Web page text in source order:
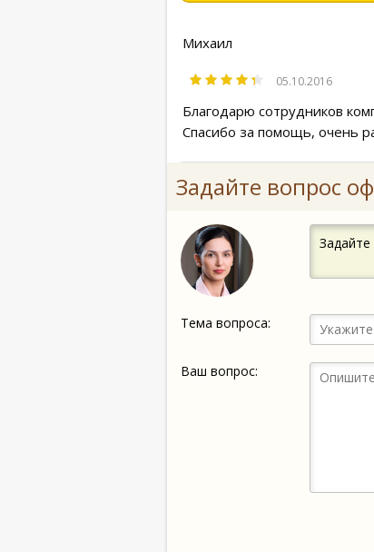
Михаил
05.10.2016
Благодарю сотрудников
Спасибо за помощь, очень
Задайте вопрос
Тема вопроса:
Ваш вопрос: